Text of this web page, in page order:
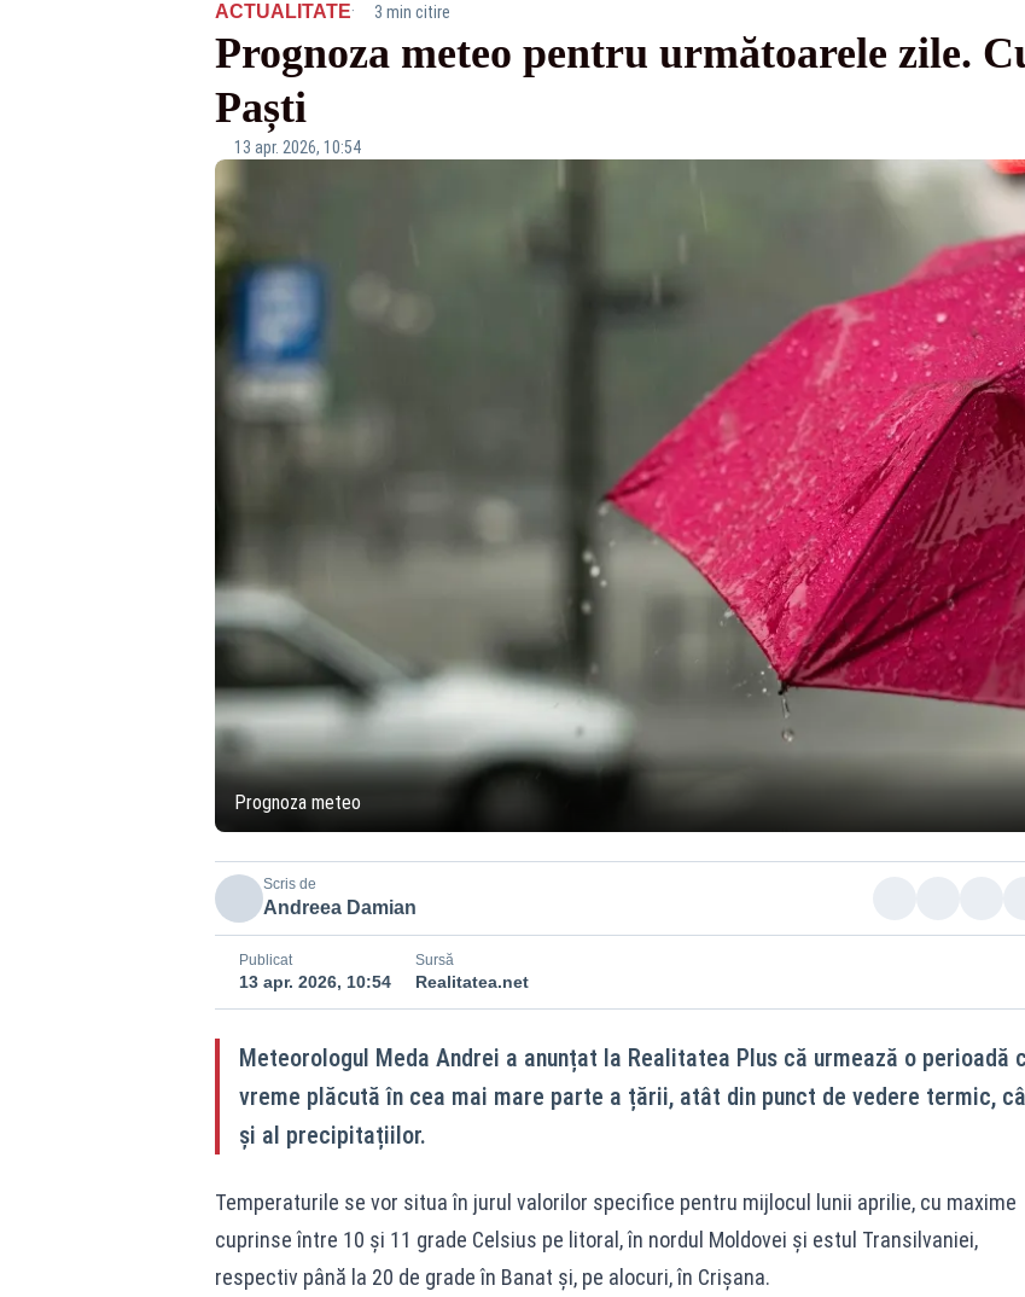
ACTUALITATE· 3 min citire
Prognoza meteo pentru următoarele zile.
Paști
13 apr. 2026, 10:54
Prognoza meteo
Scris de
Andreea Damian
Publicat
13 apr. 2026, 10:54
Sursă
Realitatea.net
Meteorologul Meda Andrei a anunțat la Realitatea Plus că urmează o perioadă
vreme plăcută în cea mai mare parte a țării, atât din punct de vedere termic,
și al precipitațiilor.
Temperaturile se vor situa în jurul valorilor specifice pentru mijlocul lunii aprilie, cu maxime
cuprinse între 10 și 11 grade Celsius pe litoral, în nordul Moldovei și estul Transilvaniei,
respectiv până la 20 de grade în Banat și, pe alocuri, în Crișana.